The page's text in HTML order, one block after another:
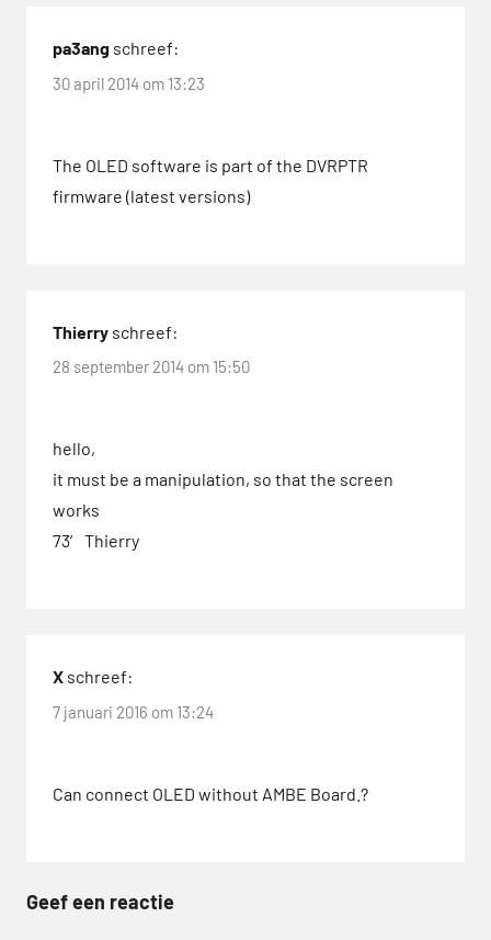
pa3ang schreef:
30 april 2014 om 13:23
The OLED software is part of the DVRPTR
firmware (latest versions)
Thierry schreef:
28 september 2014 om 15:50
hello,
it must be a manipulation, so that the screen
works
73′ Thierry
X schreef:
7 januari 2016 om 13:24
Can connect OLED without AMBE Board.?
Geef een reactie